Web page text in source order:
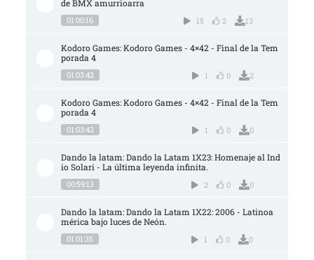
de BMX amurrioarra
01:00:16 15 2 13
Kodoro Games: Kodoro Games - 4×42 - Final de la Tem
porada 4
01:03:42 1 0 2
Kodoro Games: Kodoro Games - 4×42 - Final de la Tem
porada 4
01:03:42 1 0 0
Dando la latam: Dando la Latam 1X23: Homenaje al Ind
io Solari - La última leyenda infinita.
00:59:13 2 0 0
Dando la latam: Dando la Latam 1X22: 2006 - Latinoa
mérica bajo luces de Neón.
01:01:35 1 0 0